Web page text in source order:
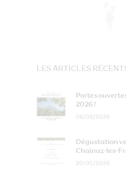
LES ARTICLES
Portes
2026 !
06/06/2026
Dégustation
Chainaz-les-
20/05/2026